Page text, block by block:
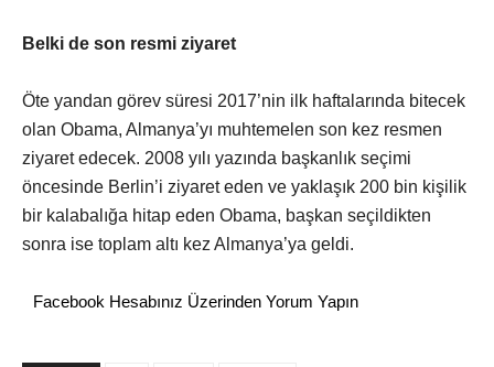
Belki de son resmi ziyaret
Öte yandan görev süresi 2017’nin ilk haftalarında bitecek
olan Obama, Almanya’yı muhtemelen son kez resmen
ziyaret edecek. 2008 yılı yazında başkanlık seçimi
öncesinde Berlin’i ziyaret eden ve yaklaşık 200 bin kişilik
bir kalabalığa hitap eden Obama, başkan seçildikten
sonra ise toplam altı kez Almanya’ya geldi.
Facebook Hesabınız Üzerinden Yorum Yapın